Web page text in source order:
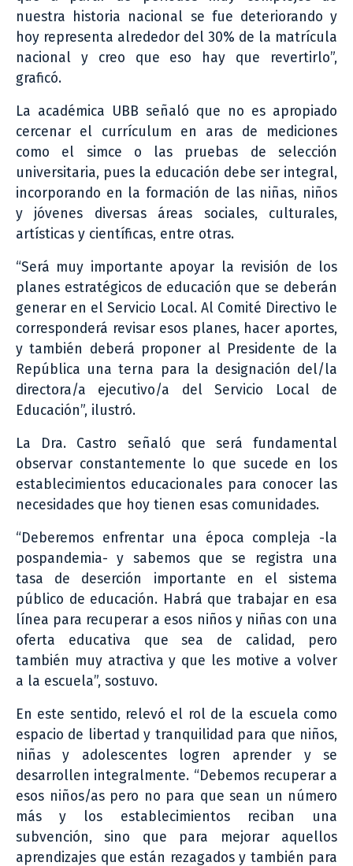
nuestra historia nacional se fue deteriorando y
hoy representa alrededor del 30% de la matrícula
nacional y creo que eso hay que revertirlo”,
graficó.
La académica UBB señaló que no es apropiado
cercenar el currículum en aras de mediciones
como el simce o las pruebas de selección
universitaria, pues la educación debe ser integral,
incorporando en la formación de las niñas, niños
y jóvenes diversas áreas sociales, culturales,
artísticas y científicas, entre otras.
“Será muy importante apoyar la revisión de los
planes estratégicos de educación que se deberán
generar en el Servicio Local. Al Comité Directivo le
corresponderá revisar esos planes, hacer aportes,
y también deberá proponer al Presidente de la
República una terna para la designación del/la
directora/a ejecutivo/a del Servicio Local de
Educación”, ilustró.
La Dra. Castro señaló que será fundamental
observar constantemente lo que sucede en los
establecimientos educacionales para conocer las
necesidades que hoy tienen esas comunidades.
“Deberemos enfrentar una época compleja -la
pospandemia- y sabemos que se registra una
tasa de deserción importante en el sistema
público de educación. Habrá que trabajar en esa
línea para recuperar a esos niños y niñas con una
oferta educativa que sea de calidad, pero
también muy atractiva y que les motive a volver
a la escuela”, sostuvo.
En este sentido, relevó el rol de la escuela como
espacio de libertad y tranquilidad para que niños,
niñas y adolescentes logren aprender y se
desarrollen integralmente. “Debemos recuperar a
esos niños/as pero no para que sean un número
más y los establecimientos reciban una
subvención, sino que para mejorar aquellos
aprendizajes que están rezagados y también para